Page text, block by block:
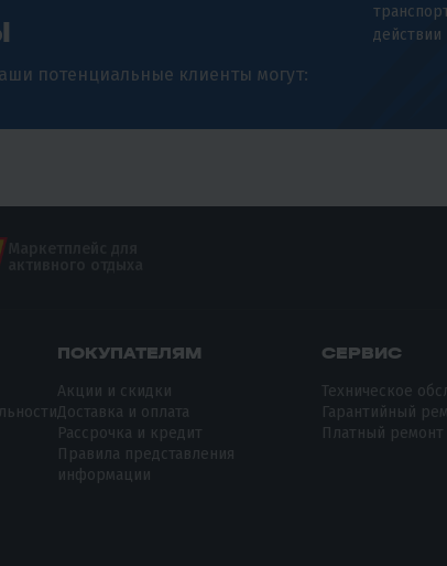
потенциальные клиенты могут:
действии
ПОКУПАТЕЛЯМ
Акции и скидки
Доставка и оплата
Рассрочка и кредит
Правила представления
информации
СЕРВИС
Техническое
Гарантийный
Платный ремонт